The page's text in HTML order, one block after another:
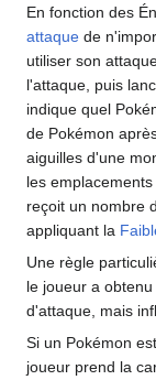
En fonction des
attaque de
utiliser son
l'attaque, puis
indique quel
de Pokémon
aiguilles d'une
les
reçoit un nombre
appliquant la
Une règle
le joueur a
d'attaque, mais
Si un Pokémon
joueur prend la